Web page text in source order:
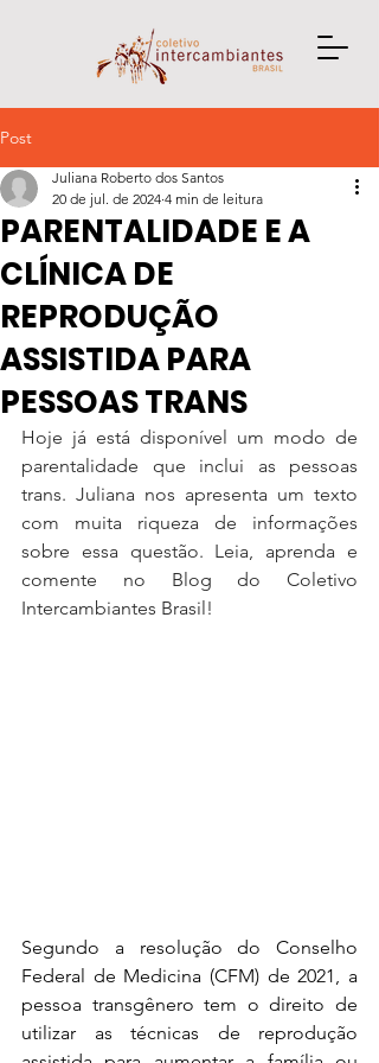
Post
PARENTALIDADE E A
CLÍNICA DE
REPRODUÇÃO
ASSISTIDA PARA
PESSOAS TRANS
Juliana Roberto dos Santos
20 de jul. de 2024 4 min de leitura
Hoje já está disponível um modo de
parentalidade que inclui as pessoas
trans. Juliana nos apresenta um texto
com muita riqueza de informações
sobre essa questão. Leia, aprenda e
comente no Blog do Coletivo
Intercambiantes Brasil!
Segundo a resolução do Conselho
Federal de Medicina (CFM) de 2021, a
pessoa transgênero tem o direito de
utilizar as técnicas de reprodução